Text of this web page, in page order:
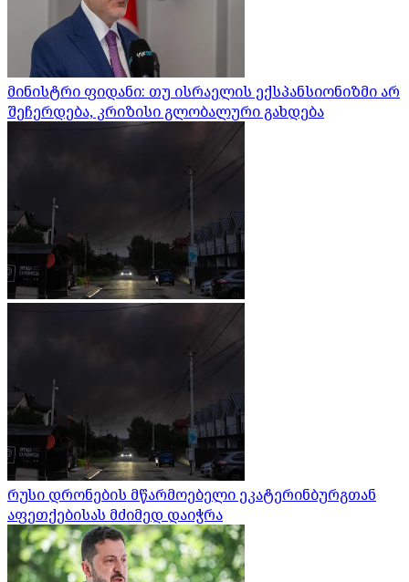
მინისტრი ფიდანი: თუ ისრაელის ექსპანსიონიზმი არ
შეჩერდება, კრიზისი გლობალური გახდება
რუსი დრონების მწარმოებელი ეკატერინბურგთან
აფეთქებისას მძიმედ დაიჭრა